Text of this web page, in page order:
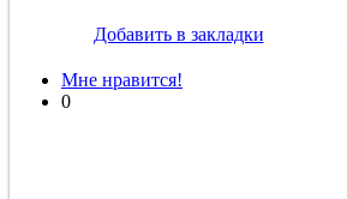
Добавить в закладки
Мне нравится!
0